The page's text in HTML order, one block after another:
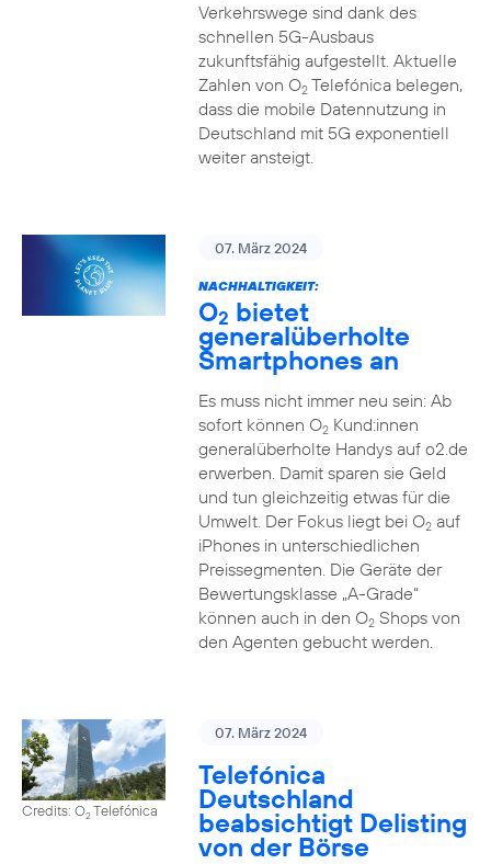
Verkehrswege sind dank des
schnellen 5G-Ausbaus
zukunftsfähig aufgestellt. Aktuelle
Zahlen von O2Telefónica belegen,
dass die mobile Datennutzung in
Deutschland mit 5G exponentiell
weiter ansteigt.
07. März 2024
NACHHALTIGKEIT:
O2 bietet
generalüberholte
Smartphones an
Es muss nicht immer neu sein: Ab
sofort können O2Kund:innen
generalüberholte Handys auf o2.de
erwerben. Damit sparen sie Geld
und tun gleichzeitig etwas für die
Umwelt. Der Fokus liegt bei O2auf
iPhones in unterschiedlichen
Preissegmenten. Die Geräte der
Bewertungsklasse „A-Grade“
können auch in den O2Shops von
den Agenten gebucht werden.
Credits: O2Telefónica
07. März 2024
Telefónica
Deutschland
beabsichtigt Delisting
von der Börse